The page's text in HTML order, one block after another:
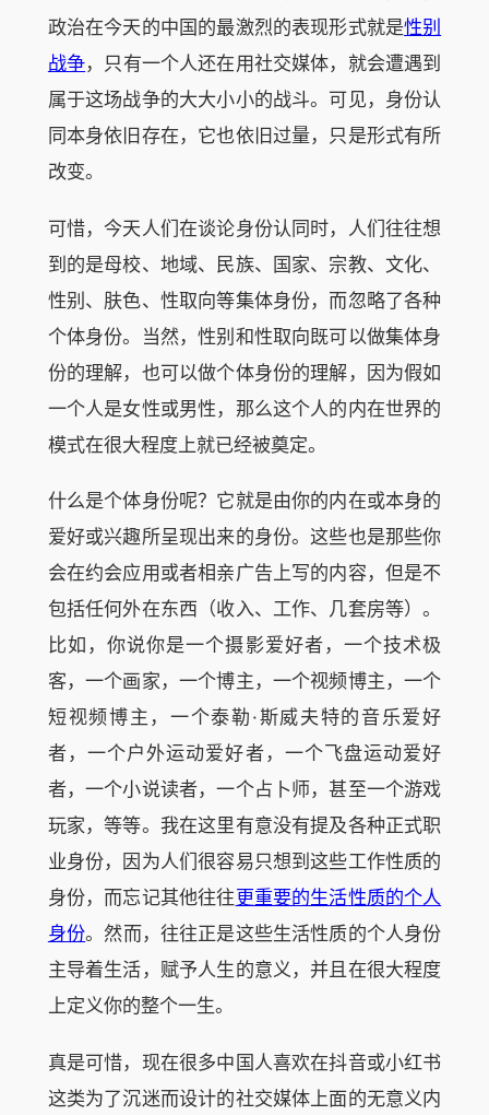
政治在今天的中国的最激烈的表现形式就是性别
战争，只有一个人还在用社交媒体，就会遭遇到
属于这场战争的大大小小的战斗。可见，身份认
同本身依旧存在，它也依旧过量，只是形式有所
改变。
可惜，今天人们在谈论身份认同时，人们往往想
到的是母校、地域、民族、国家、宗教、文化、
性别、肤色、性取向等集体身份，而忽略了各种
个体身份。当然，性别和性取向既可以做集体身
份的理解，也可以做个体身份的理解，因为假如
一个人是女性或男性，那么这个人的内在世界的
模式在很大程度上就已经被奠定。
什么是个体身份呢？它就是由你的内在或本身的
爱好或兴趣所呈现出来的身份。这些也是那些你
会在约会应用或者相亲广告上写的内容，但是不
包括任何外在东西（收入、工作、几套房等）。
比如，你说你是一个摄影爱好者，一个技术极
客，一个画家，一个博主，一个视频博主，一个
短视频博主，一个泰勒·斯威夫特的音乐爱好
者，一个户外运动爱好者，一个飞盘运动爱好
者，一个小说读者，一个占卜师，甚至一个游戏
玩家，等等。我在这里有意没有提及各种正式职
业身份，因为人们很容易只想到这些工作性质的
身份，而忘记其他往往更重要的生活性质的个人
身份。然而，往往正是这些生活性质的个人身份
主导着生活，赋予人生的意义，并且在很大程度
上定义你的整个一生。
真是可惜，现在很多中国人喜欢在抖音或小红书
这类为了沉迷而设计的社交媒体上面的无意义内